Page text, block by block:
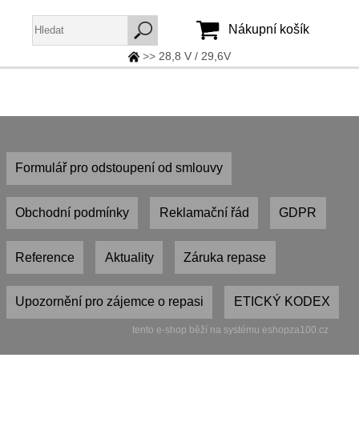
Vytvořit účet
Zapomenuté heslo
Nákupní košík
>> 28,8 V / 29,6V
Formulář pro odstoupení od smlouvy
Obchodní podmínky Reklamační řád GDPR
Reference Aktuality Záruka repase
Upozornění pro zájemce o repasi ETICKÝ KODEX
tento e-shop běží na systému eshopza100.cz